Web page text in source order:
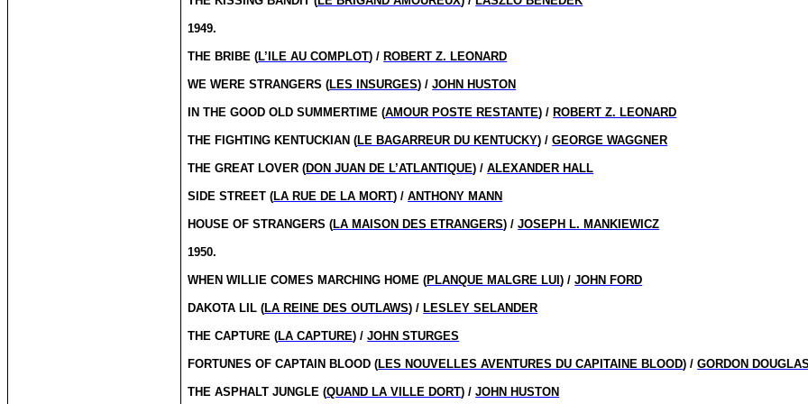
1949.
THE BRIBE (L’ILE AU COMPLOT) / ROBERT Z. LEONARD
WE WERE STRANGERS (LES INSURGES) /JOHN HUSTON
IN THE GOOD OLD SUMMERTIME (AMOUR POSTE RESTANTE) / ROBERT Z. LEONARD
THE FIGHTING KENTUCKIAN (LE BAGARREUR DU KENTUCKY) /GEORGE WAGGNER
THE GREAT LOVER (DON JUAN DE L’ATLANTIQUE) /ALEXANDER HALL
SIDE STREET (LA RUE DE LA MORT) /ANTHONY MANN
HOUSE OF STRANGERS (LA MAISON DES ETRANGERS) /JOSEPH L. MANKIEWICZ
1950.
WHEN WILLIE COMES MARCHING HOME (PLANQUE MALGRE LUI) /JOHN FORD
DAKOTA LIL (LA REINE DES OUTLAWS) / LESLEY SELANDER
THE CAPTURE (LA CAPTURE) /JOHN STURGES
FORTUNES OF CAPTAIN BLOOD (LES NOUVELLES AVENTURES DU CAPITAINE BLOOD) /GORDON
THE ASPHALT JUNGLE (QUAND LA VILLE DORT) /JOHN HUSTON